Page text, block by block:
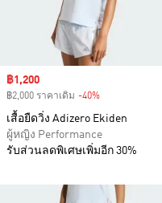
Sale price
฿1,200
฿2,000 ราคาเดิม -40%
เสื้อยืดวิ่ง Adizero Ekiden
ผู้หญิง Performance
รับส่วนลดพิเศษเพิ่มอีก 30%